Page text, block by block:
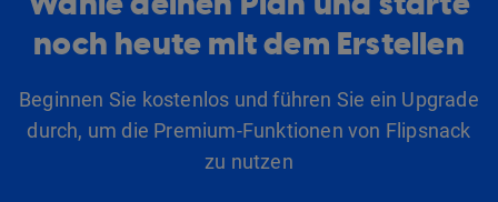
noch heute mit dem Erstellen
Beginnen Sie kostenlos und führen Sie ein Upgrade
durch, um die Premium-Funktionen von Flipsnack
zu nutzen